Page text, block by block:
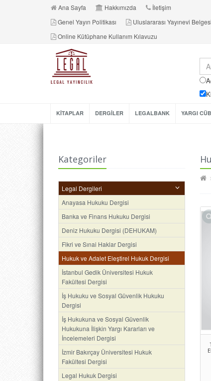
Ana Sayfa Hakkımızda
İletişim
Genel Yayın Politikası
Uluslararası Yayınevi Belgesi
Online Kütüphane Kullanım Kılavuzu
KİTAPLAR DERGİLER LEGALBANK YARGI
Kategoriler
Legal Dergileri
Anayasa Hukuku Dergisi
Banka ve Finans Hukuku Dergisi
Deniz Hukuku Dergisi (DEHUKAM)
Fikri ve Sınai Haklar Dergisi
Hukuk ve Adalet Eleştirel Hukuk Dergisi
İstanbul Gedik Üniversitesi Hukuk
Fakültesi Dergisi
İş Hukuku ve Sosyal Güvenlik Hukuku
Dergisi
İş Hukukuna ve Sosyal Güvenlik
Hukukuna İlişkin Yargı Kararları ve
İncelemeleri Dergisi
İzmir Bakırçay Üniversitesi Hukuk
Fakültesi Dergisi
Legal Hukuk Dergisi